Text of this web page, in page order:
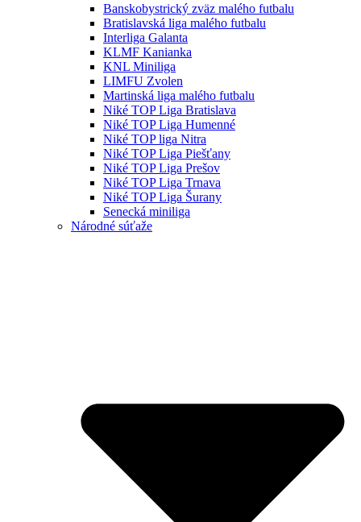
Banskobystrický zväz malého futbalu
Bratislavská liga malého futbalu
Interliga Galanta
KLMF Kanianka
KNL Miniliga
LIMFU Zvolen
Martinská liga malého futbalu
Niké TOP Liga Bratislava
Niké TOP Liga Humenné
Niké TOP liga Nitra
Niké TOP Liga Piešťany
Niké TOP Liga Prešov
Niké TOP Liga Trnava
Niké TOP Liga Šurany
Senecká miniliga
Národné súťaže